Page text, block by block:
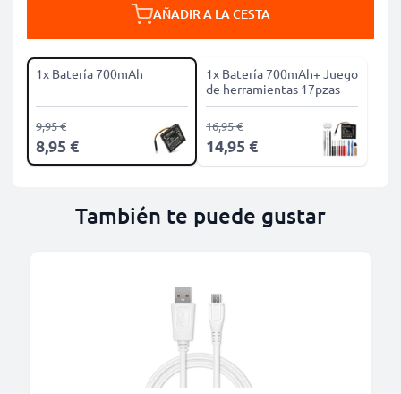
AÑADIR A LA CESTA
1x Batería 700mAh
8,95 €
9,95 €
1x Batería 700mAh+ Juego
de herramientas 17pzas
14,95 €
16,95 €
También te puede gustar